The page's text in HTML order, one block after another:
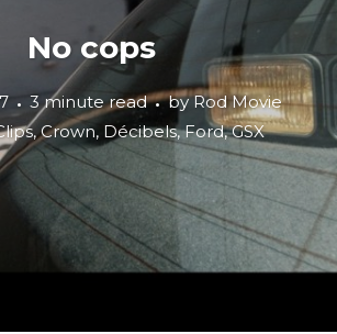
No cops
3 minute read byRod Movie
,Crown, Décibels,Ford,GSX